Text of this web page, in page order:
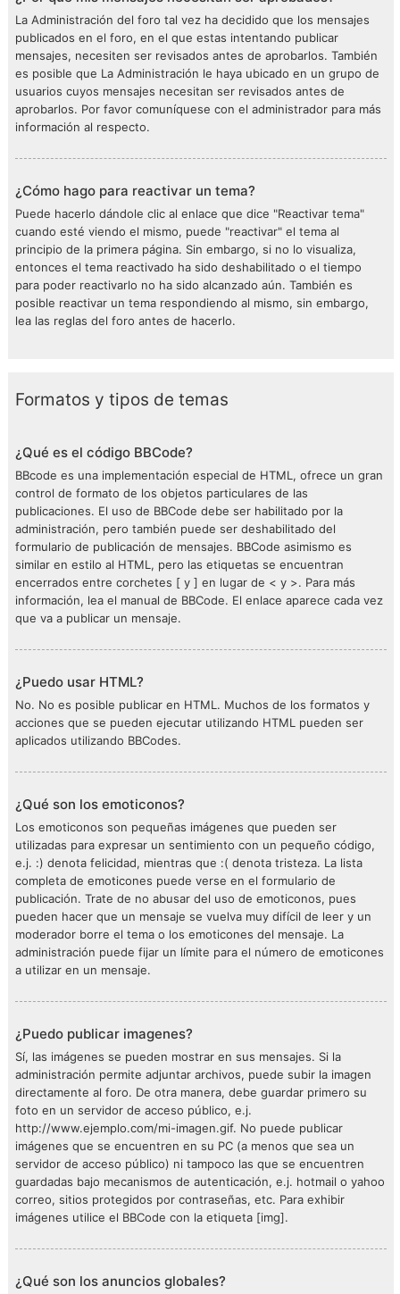
La Administración del foro tal vez ha decidido que los mensajes
publicados en el foro, en el que estas intentando publicar
mensajes, necesiten ser revisados antes de aprobarlos. También
es posible que La Administración le haya ubicado en un grupo de
usuarios cuyos mensajes necesitan ser revisados antes de
aprobarlos. Por favor comuníquese con el administrador para más
información al respecto.
¿Cómo hago para reactivar un tema?
Puede hacerlo dándole clic al enlace que dice "Reactivar tema"
cuando esté viendo el mismo, puede "reactivar" el tema al
principio de la primera página. Sin embargo, si no lo visualiza,
entonces el tema reactivado ha sido deshabilitado o el tiempo
para poder reactivarlo no ha sido alcanzado aún. También es
posible reactivar un tema respondiendo al mismo, sin embargo,
lea las reglas del foro antes de hacerlo.
Formatos y tipos de temas
¿Qué es el código BBCode?
BBcode es una implementación especial de HTML, ofrece un gran
control de formato de los objetos particulares de las
publicaciones. El uso de BBCode debe ser habilitado por la
administración, pero también puede ser deshabilitado del
formulario de publicación de mensajes. BBCode asimismo es
similar en estilo al HTML, pero las etiquetas se encuentran
encerrados entre corchetes [ y ] en lugar de < y >. Para más
información, lea el manual de BBCode. El enlace aparece cada vez
que va a publicar un mensaje.
¿Puedo usar HTML?
No. No es posible publicar en HTML. Muchos de los formatos y
acciones que se pueden ejecutar utilizando HTML pueden ser
aplicados utilizando BBCodes.
¿Qué son los emoticonos?
Los emoticonos son pequeñas imágenes que pueden ser
utilizadas para expresar un sentimiento con un pequeño código,
e.j. :) denota felicidad, mientras que :( denota tristeza. La lista
completa de emoticones puede verse en el formulario de
publicación. Trate de no abusar del uso de emoticonos, pues
pueden hacer que un mensaje se vuelva muy difícil de leer y un
moderador borre el tema o los emoticones del mensaje. La
administración puede fijar un límite para el número de emoticones
a utilizar en un mensaje.
¿Puedo publicar imagenes?
Sí, las imágenes se pueden mostrar en sus mensajes. Si la
administración permite adjuntar archivos, puede subir la imagen
directamente al foro. De otra manera, debe guardar primero su
foto en un servidor de acceso público, e.j.
http://www.ejemplo.com/mi-imagen.gif. No puede publicar
imágenes que se encuentren en su PC (a menos que sea un
servidor de acceso público) ni tampoco las que se encuentren
guardadas bajo mecanismos de autenticación, e.j. hotmail o yahoo
correo, sitios protegidos por contraseñas, etc. Para exhibir
imágenes utilice el BBCode con la etiqueta [img].
¿Qué son los anuncios globales?